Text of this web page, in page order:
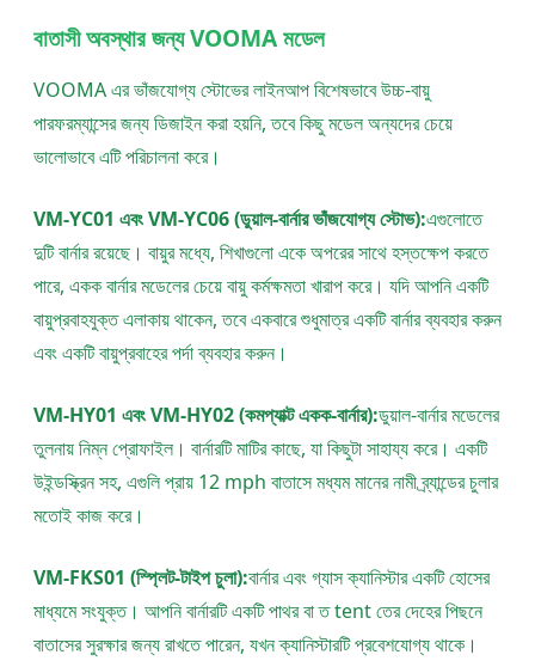
বাতাসী অবস্থার জন্য VOOMA মডেল
VOOMA এর ভাঁজযোগ্য স্টোভের লাইনআপ বিশেষভাবে উচ্চ-বায়ু
পারফরম্যান্সের জন্য ডিজাইন করা হয়নি, তবে কিছু মডেল অন্যদের চেয়ে
ভালোভাবে এটি পরিচালনা করে।
VM-YC01 এবং VM-YC06 (ডুয়াল-বার্নার ভাঁজযোগ্য স্টোভ):এগুলোতে
দুটি বার্নার রয়েছে। বায়ুর মধ্যে, শিখাগুলো একে অপরের সাথে হস্তক্ষেপ করতে
পারে, একক বার্নার মডেলের চেয়ে বায়ু কর্মক্ষমতা খারাপ করে। যদি আপনি একটি
বায়ুপ্রবাহযুক্ত এলাকায় থাকেন, তবে একবারে শুধুমাত্র একটি বার্নার ব্যবহার করুন
এবং একটি বায়ুপ্রবাহের পর্দা ব্যবহার করুন।
VM-HY01 এবং VM-HY02 (কমপ্যাক্ট একক-বার্নার):ডুয়াল-বার্নার মডেলের
তুলনায় নিম্ন প্রোফাইল। বার্নারটি মাটির কাছে, যা কিছুটা সাহায্য করে। একটি
উইন্ডস্ক্রিন সহ, এগুলি প্রায় 12 mph বাতাসে মধ্যম মানের নামী ব্র্যান্ডের চুলার
মতোই কাজ করে।
VM-FKS01 (স্প্লিট-টাইপ চুলা):বার্নার এবং গ্যাস ক্যানিস্টার একটি হোসের
মাধ্যমে সংযুক্ত। আপনি বার্নারটি একটি পাথর বা ত tent তের দেহের পিছনে
বাতাসের সুরক্ষার জন্য রাখতে পারেন, যখন ক্যানিস্টারটি প্রবেশযোগ্য থাকে।